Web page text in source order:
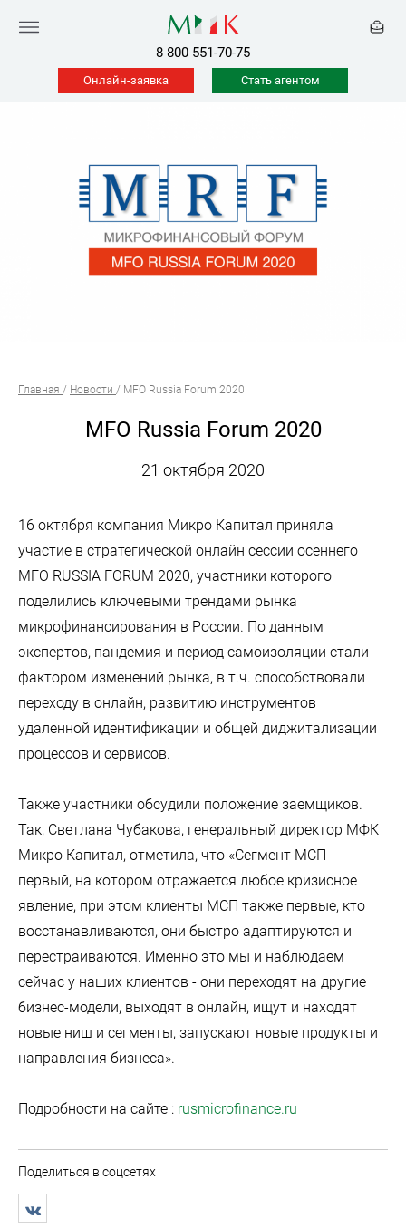
8 800 551-70-75
Онлайн-заявка Стать агентом
Главная / Новости / MFO Russia Forum 2020
MFO Russia Forum 2020
21 октября 2020
16 октября компания Микро Капитал приняла
участие в стратегической онлайн сессии осеннего
MFO RUSSIA FORUM 2020, участники которого
поделились ключевыми трендами рынка
микрофинансирования в России. По данным
экспертов, пандемия и период самоизоляции стали
фактором изменений рынка, в т.ч. способствовали
переходу в онлайн, развитию инструментов
удаленной идентификации и общей диджитализации
процессов и сервисов.
Также участники обсудили положение заемщиков.
Так, Светлана Чубакова, генеральный директор МФК
Микро Капитал, отметила, что «Сегмент МСП -
первый, на котором отражается любое кризисное
явление, при этом клиенты МСП также первые, кто
восстанавливаются, они быстро адаптируются и
перестраиваются. Именно это мы и наблюдаем
сейчас у наших клиентов - они переходят на другие
бизнес-модели, выходят в онлайн, ищут и находят
новые ниш и сегменты, запускают новые продукты и
направления бизнеса».
Подробности на сайте : rusmicrofinance.ru
Поделиться в соцсетях